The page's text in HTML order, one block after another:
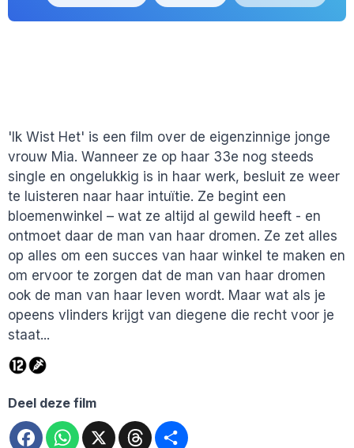
'Ik Wist Het' is een film over de eigenzinnige jonge
vrouw Mia. Wanneer ze op haar 33e nog steeds
single en ongelukkig is in haar werk, besluit ze weer
te luisteren naar haar intuïtie. Ze begint een
bloemenwinkel – wat ze altijd al gewild heeft - en
ontmoet daar de man van haar dromen. Ze zet alles
op alles om een succes van haar winkel te maken en
om ervoor te zorgen dat de man van haar dromen
ook de man van haar leven wordt. Maar wat als je
opeens vlinders krijgt van diegene die recht voor je
staat...
Deel deze film
FacebookWhatsApp
X Threads